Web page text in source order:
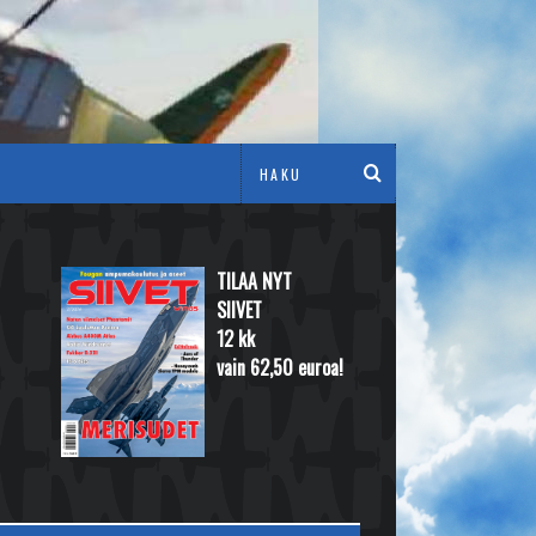
TILAA NYT
SIIVET
12 kk
vain 62,50 euroa!